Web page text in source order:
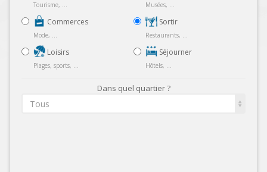
Tourisme, ...
Commerces
Mode, ...
Loisirs
Plages, sports, ...
Musées, ...
Sortir
Restaurants, ...
Séjourner
Hôtels, ...
Dans quel quartier ?
Tous